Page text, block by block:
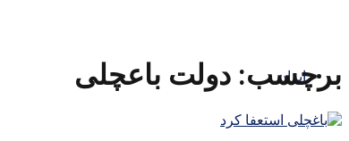
ایران
برچسب: دولت باعچلی